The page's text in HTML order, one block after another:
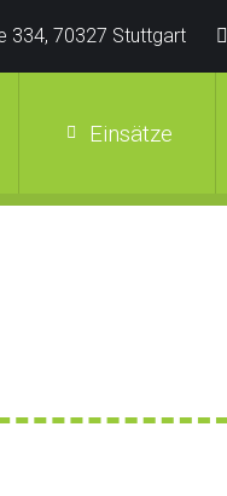
334, 70327 Stuttgart
Einsätze